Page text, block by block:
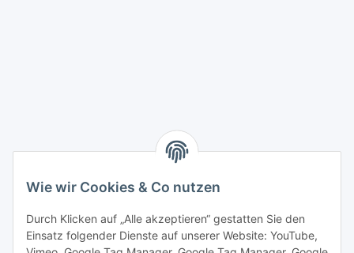
Wie wir Cookies & Co nutzen
Durch Klicken auf „Alle akzeptieren“ gestatten Sie den
Einsatz folgender Dienste auf unserer Website: YouTube,